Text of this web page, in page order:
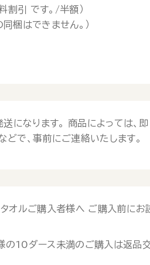
割引 です。/半額）
梱はできません。）
になります。 商品によっては、即
で、事前にご連絡いたします。
オルご購入者様へ ご購入前にお
の10ダース未満のご購入は返品